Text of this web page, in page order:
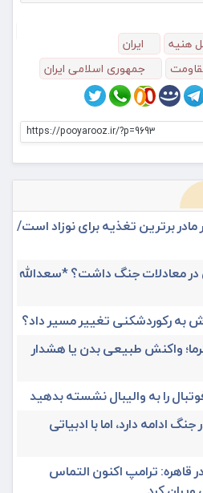
هنیه
ایران
جمهوری اسلامی ایران
https://pooyarooz.ir/?p=9693
برترین تغذیه برای نوزاد است/
تاثیری در معادلات جنگ داشت؟ *سعدالله
به رکوردشکنی تغییر مسیر داد؟
واکنش طبیعی بدن یا هشدار
را به والیبال نشسته بدهید
ادامه دارد، اما با ادبیاتی
قاهره: ترامپ اکنون التماس